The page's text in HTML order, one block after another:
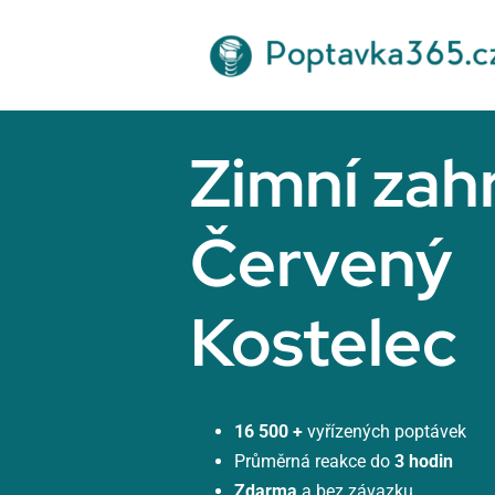
Zimní
Červený
Kostelec
16 500 + vyřízených poptávek
Průměrná reakce do 3 hodin